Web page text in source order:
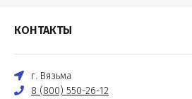
КОНТАКТЫ
г. Вязьма
8 (800) 550-26-12